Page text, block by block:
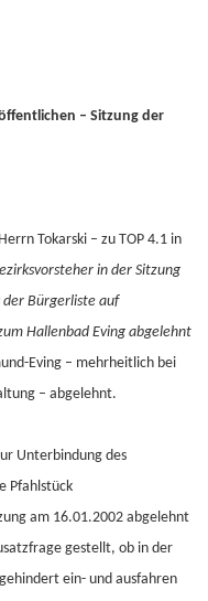
– Sitzung der
Tokarski – zu TOP 4.1 in
in der Sitzung
Bürgerliste auf
Hallenbad Eving abgelehnt
Eving – mehrheitlich bei
– abgelehnt.
Unterbindung des
Pfahlstück
am 16.01.2002 abgelehnt
gestellt, ob in der
ein- und ausfahren